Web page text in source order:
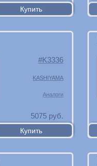
K3336
KASHIYAMA
Аналоги
5075руб.